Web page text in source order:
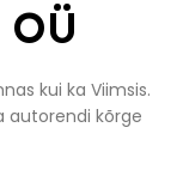
kui ka Viimsis.
autorendi kõrge